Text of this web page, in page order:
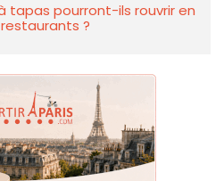
tapas pourront-ils rouvrir en
?